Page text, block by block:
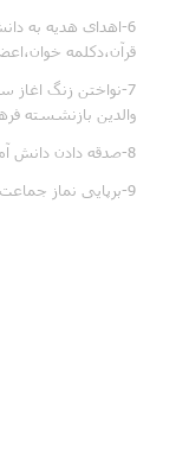
قرآن،دکلمه
7-نواختن زنگ
والدین بازنشسته
8-صدقه دادن دانش آموزان قبل از ورود به کلاس
9-برپایی نماز جماعت